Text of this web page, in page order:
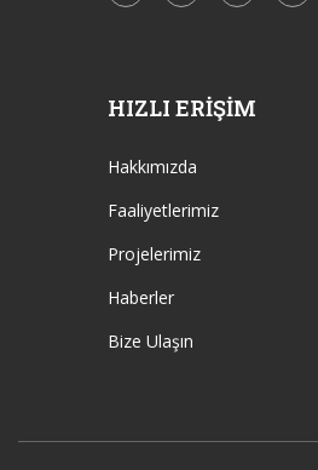
HIZLI ERIŞIM
Hakkımızda
Faaliyetlerimiz
Projelerimiz
Haberler
Bize Ulaşın